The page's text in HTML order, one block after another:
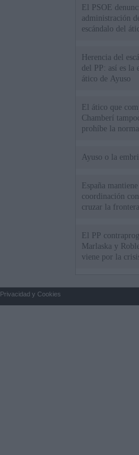
El PSOE
administración
escándalo del
Herencia del
del PP: así es la
ático de Ayuso
El ático que
Chamberí
prohíbe la
Ayuso o la
España
coordinación
cruzar la
El PP
Marlaska y
viene por la
Privacidad y Cookies